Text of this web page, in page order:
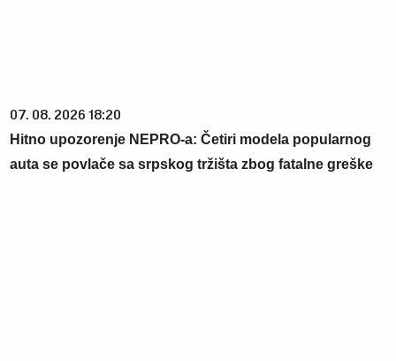
07. 08. 2026 18:20
Hitno upozorenje NEPRO-a: Četiri modela popularnog
auta se povlače sa srpskog tržišta zbog fatalne greške